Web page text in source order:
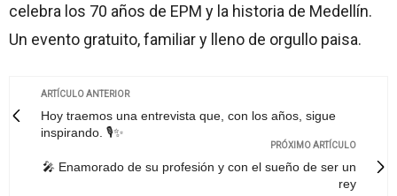
celebra los 70 años de EPM y la historia de Medellín.
Un evento gratuito, familiar y lleno de orgullo paisa.
ARTÍCULO ANTERIOR
Hoy traemos una entrevista que, con los años, sigue
inspirando. 🎙️✨
PRÓXIMO ARTÍCULO
🎤 Enamorado de su profesión y con el sueño de ser un
rey